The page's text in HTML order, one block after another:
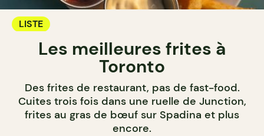
LISTE
Les meilleures frites à
Toronto
Des frites de restaurant, pas de fast-food.
Cuites trois fois dans une ruelle de Junction,
frites au gras de bœuf sur Spadina et plus
encore.